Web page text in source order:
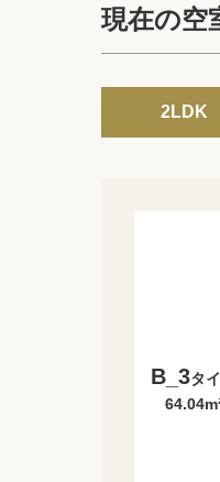
現在の空
2LDK
B_3タ